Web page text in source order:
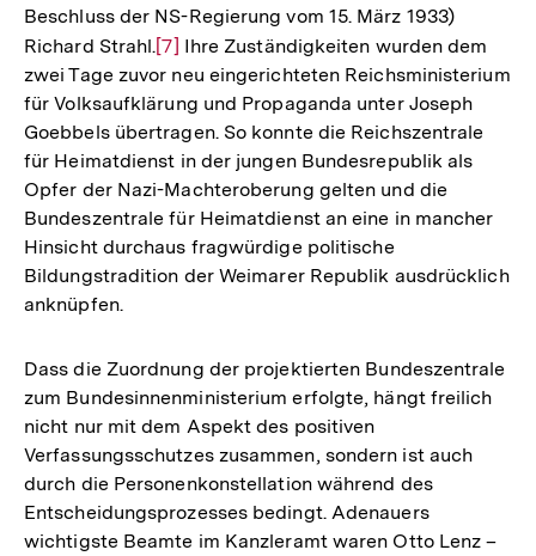
der
Fußnote
Beschluss der NS-Regierung vom 15. März 1933)
Richard Strahl.Zur
Auflösung
der
Fußnote
[7] Ihre Zuständigkeiten wurden dem
zwei Tage zuvor neu eingerichteten Reichsministerium
für Volksaufklärung und Propaganda unter Joseph
Goebbels übertragen. So konnte die Reichszentrale
für Heimatdienst in der jungen Bundesrepublik als
Opfer der Nazi-Machteroberung gelten und die
Bundeszentrale für Heimatdienst an eine in mancher
Hinsicht durchaus fragwürdige politische
Bildungstradition der Weimarer Republik ausdrücklich
anknüpfen.
Dass die Zuordnung der projektierten Bundeszentrale
zum Bundesinnenministerium erfolgte, hängt freilich
nicht nur mit dem Aspekt des positiven
Verfassungsschutzes zusammen, sondern ist auch
durch die Personenkonstellation während des
Entscheidungsprozesses bedingt. Adenauers
wichtigste Beamte im Kanzleramt waren Otto Lenz –